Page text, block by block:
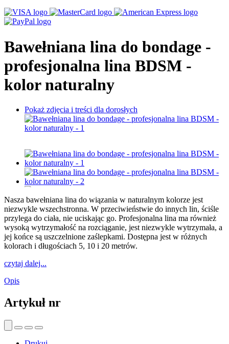
Bawełniana lina do bondage -
profesjonalna lina BDSM -
kolor naturalny
Pokaż zdjęcia i treści dla dorosłych
Nasza bawełniana lina do wiązania w naturalnym kolorze jest
niezwykle wszechstronna. W przeciwieństwie do innych lin, ściśle
przylega do ciała, nie uciskając go. Profesjonalna lina ma również
wysoką wytrzymałość na rozciąganie, jest niezwykle wytrzymała, a
jej końce są uszczelnione zaślepkami. Dostępna jest w różnych
kolorach i długościach 5, 10 i 20 metrów.
czytaj dalej...
Opis
Artykuł nr